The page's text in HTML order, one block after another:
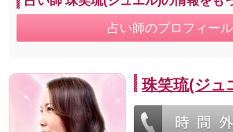
占い師のプロフィー
珠笑琉(ジュ